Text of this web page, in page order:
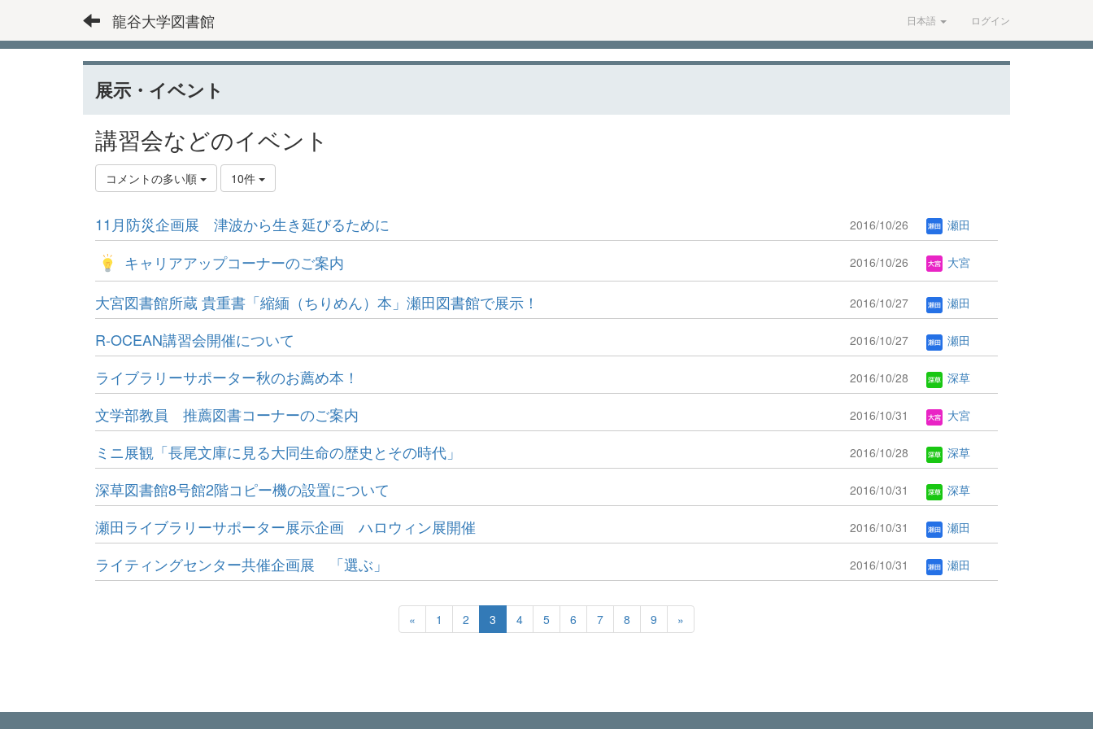
龍谷大学図書館 日本語 ログイン
展示・イベント
講習会などのイベント
コメントの多い順 10件
11月防災企画展 津波から生き延びるために 2016/10/26 瀬田
キャリアアップコーナーのご案内 2016/10/26 大宮
大宮図書館所蔵 貴重書「縮緬（ちりめん）本」瀬田図書館で展示！ 2016/10/27 瀬田
R-OCEAN講習会開催について 2016/10/27 瀬田
ライブラリーサポーター秋のお薦め本！ 2016/10/28 深草
文学部教員 推薦図書コーナーのご案内 2016/10/31 大宮
ミニ展観「長尾文庫に見る大同生命の歴史とその時代」 2016/10/28 深草
深草図書館8号館2階コピー機の設置について 2016/10/31 深草
瀬田ライブラリーサポーター展示企画 ハロウィン展開催 2016/10/31 瀬田
ライティングセンター共催企画展 「選ぶ」 2016/10/31 瀬田
« 1 2 3 4 5 6 7 8 9 »